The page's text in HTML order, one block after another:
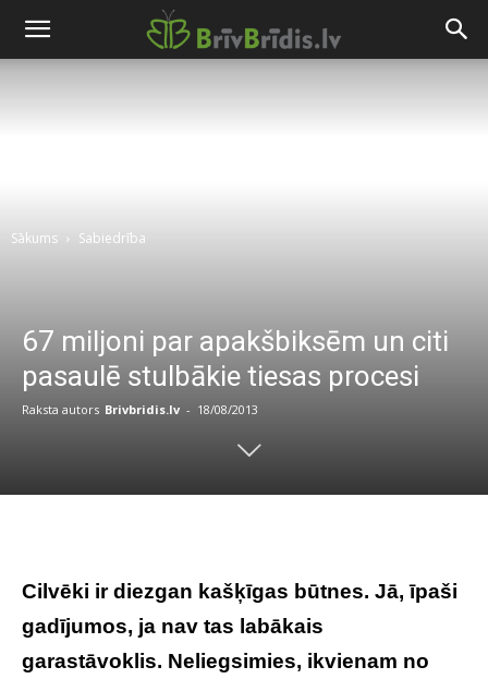
Sākums Sabiedrība
67 miljoni par apakšbiksēm un citi
pasaulē stulbākie tiesas procesi
Raksta autors Brivbridis.lv - 18/08/2013
Cilvēki ir diezgan kašķīgas būtnes. Jā, īpaši
gadījumos, ja nav tas labākais
garastāvoklis. Neliegsimies, ikvienam no